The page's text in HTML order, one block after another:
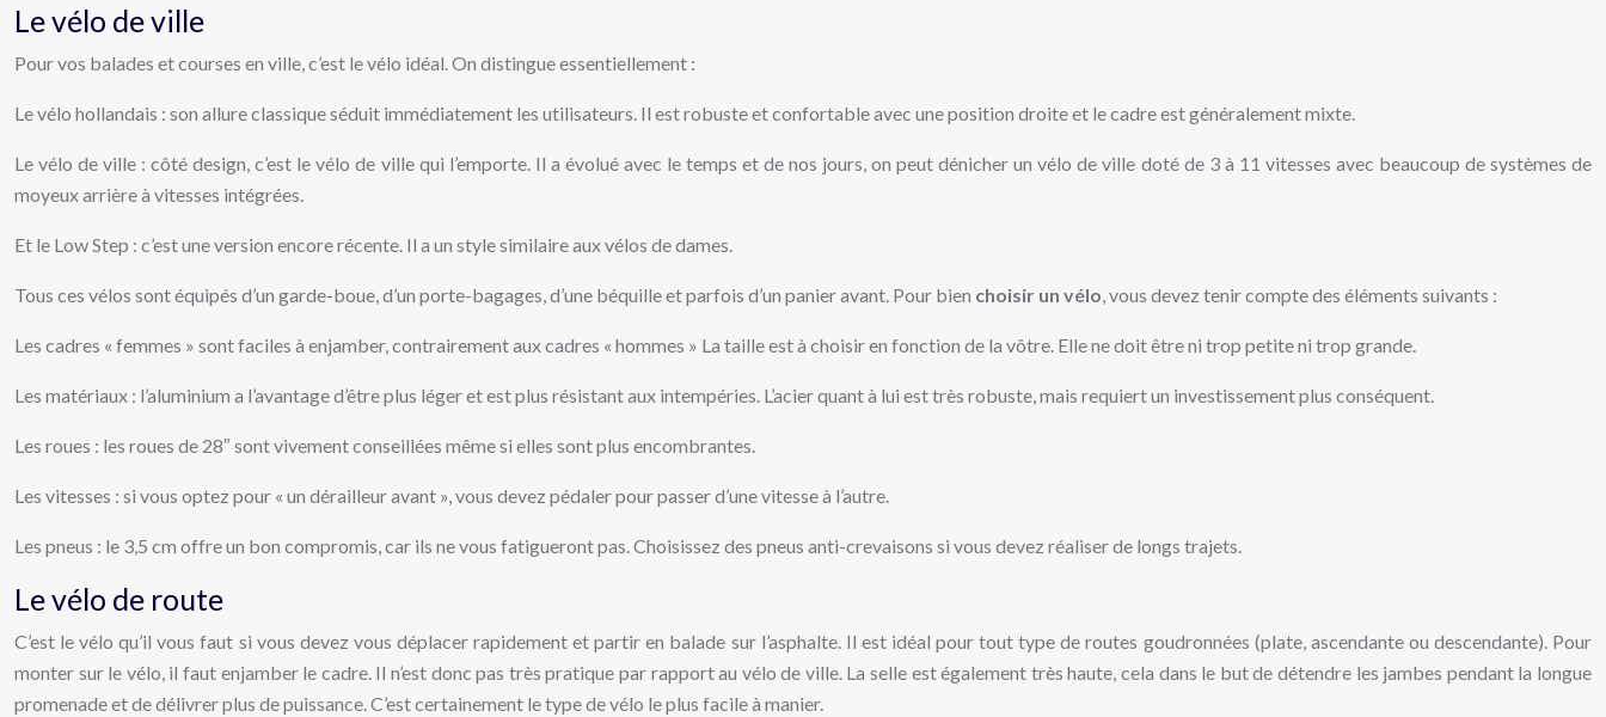
Le vélo de ville
Pour vos balades et courses en ville, c’est le vélo idéal. On distingue essentiellement :
Le vélo hollandais : son allure classique séduit immédiatement les utilisateurs. Il est robuste et confortable avec une position droite et le cadre est généralement mixte.
Le vélo de ville : côté design, c’est le vélo de ville qui l’emporte. Il a évolué avec le temps et de nos jours, on peut dénicher un vélo de ville doté de 3 à 11 vitesses avec beaucoup de systèmes de
moyeux arrière à vitesses intégrées.
Et le Low Step : c’est une version encore récente. Il a un style similaire aux vélos de dames.
Tous ces vélos sont équipés d’un garde-boue, d’un porte-bagages, d’une béquille et parfois d’un panier avant. Pour bien choisir un vélo, vous devez tenir compte des éléments suivants :
Les cadres « femmes » sont faciles à enjamber, contrairement aux cadres « hommes » La taille est à choisir en fonction de la vôtre. Elle ne doit être ni trop petite ni trop grande.
Les matériaux : l’aluminium a l’avantage d’être plus léger et est plus résistant aux intempéries. L’acier quant à lui est très robuste, mais requiert un investissement plus conséquent.
Les roues : les roues de 28″ sont vivement conseillées même si elles sont plus encombrantes.
Les vitesses : si vous optez pour « un dérailleur avant », vous devez pédaler pour passer d’une vitesse à l’autre.
Les pneus : le 3,5 cm offre un bon compromis, car ils ne vous fatigueront pas. Choisissez des pneus anti-crevaisons si vous devez réaliser de longs trajets.
Le vélo de route
C’est le vélo qu’il vous faut si vous devez vous déplacer rapidement et partir en balade sur l’asphalte. Il est idéal pour tout type de routes goudronnées (plate, ascendante ou descendante). Pour
monter sur le vélo, il faut enjamber le cadre. Il n’est donc pas très pratique par rapport au vélo de ville. La selle est également très haute, cela dans le but de détendre les jambes pendant la longue
promenade et de délivrer plus de puissance. C’est certainement le type de vélo le plus facile à manier.